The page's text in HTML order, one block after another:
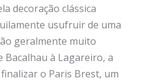
decoração clássica
usufruir de uma
geralmente muito
à Lagareiro, a
o Paris Brest, um